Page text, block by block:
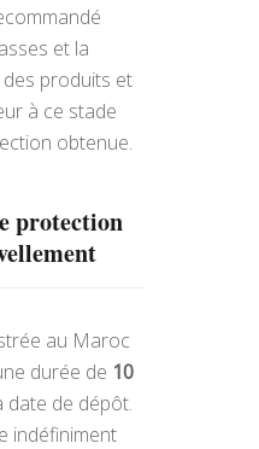
et la
produits et
à ce stade
obtenue.
protection
au Maroc
durée de 10
date de dépôt.
indéfiniment